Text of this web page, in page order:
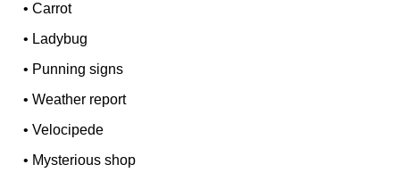
•Carrot
• Ladybug
• Punning signs
•Weather report
•Velocipede
• Mysterious shop